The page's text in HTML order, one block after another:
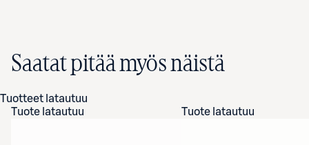
Saatat pitää myös näistä
Tuotteet latautuu
Tuote latautuu
Tuote latautuu